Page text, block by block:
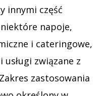
innymi część
napoje,
i cateringowe,
związane z
zastosowania